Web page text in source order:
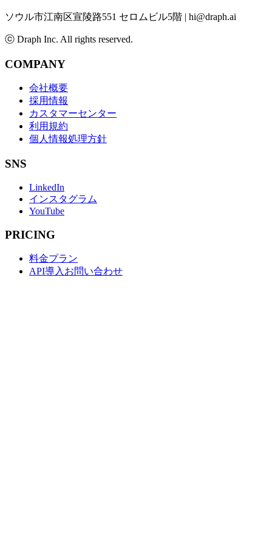
ソウル市江南区宣陵路551 セロムビル5階 | hi@draph.ai
ⓒ Draph Inc. All rights reserved.
COMPANY
会社概要
採用情報
カスタマーセンター
利用規約
個人情報処理方針
SNS
LinkedIn
インスタグラム
YouTube
PRICING
料金プラン
API導入お問い合わせ